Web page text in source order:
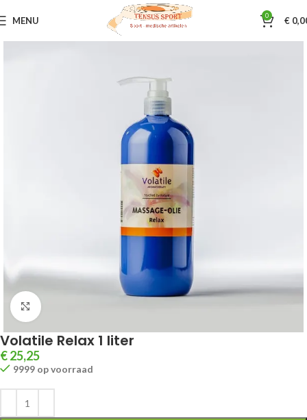
MENU 0 €
Home Sportmassage Volatile
Klik om te vergroten
Volatile Relax 1 liter
€25,25
9999 op voorraad